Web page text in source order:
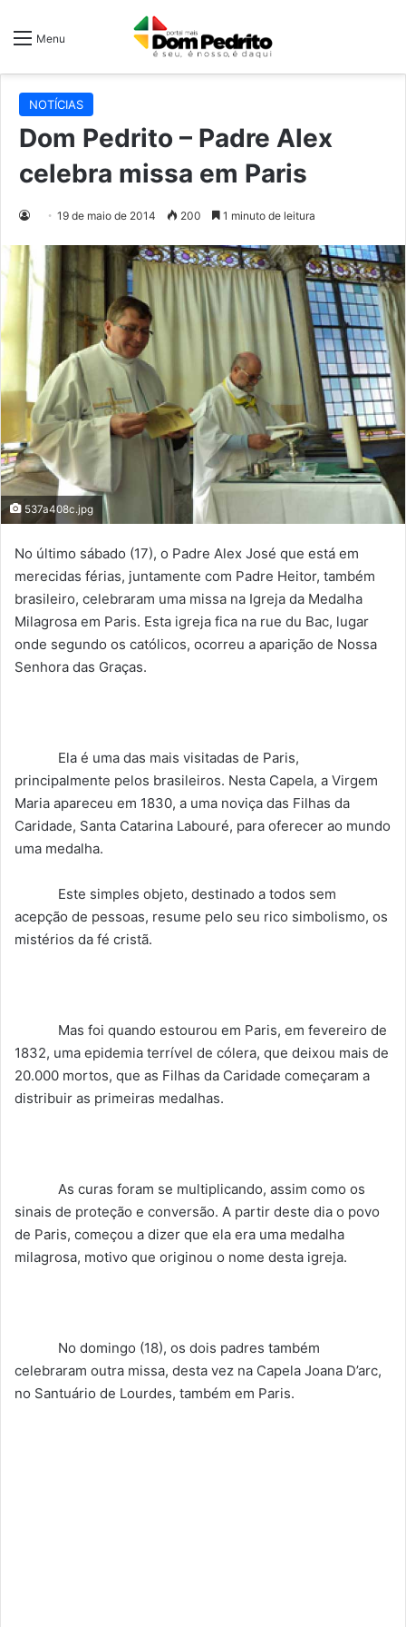
Menu
NOTÍCIAS
Dom Pedrito – Padre Alex
celebra missa em Paris
19 de maio de 2014 200 1 minuto de leitura
537a408c.jpg
No último sábado (17), o Padre Alex José que está em
merecidas férias, juntamente com Padre Heitor, também
brasileiro, celebraram uma missa na Igreja da Medalha
Milagrosa em Paris. Esta igreja fica na rue du Bac, lugar
onde segundo os católicos, ocorreu a aparição de Nossa
Senhora das Graças.
Ela é uma das mais visitadas de Paris,
principalmente pelos brasileiros. Nesta Capela, a Virgem
Maria apareceu em 1830, a uma noviça das Filhas da
Caridade, Santa Catarina Labouré, para oferecer ao mundo
uma medalha.
Este simples objeto, destinado a todos sem
acepção de pessoas, resume pelo seu rico simbolismo, os
mistérios da fé cristã.
Mas foi quando estourou em Paris, em fevereiro de
1832, uma epidemia terrível de cólera, que deixou mais de
20.000 mortos, que as Filhas da Caridade começaram a
distribuir as primeiras medalhas.
As curas foram se multiplicando, assim como os
sinais de proteção e conversão. A partir deste dia o povo
de Paris, começou a dizer que ela era uma medalha
milagrosa, motivo que originou o nome desta igreja.
No domingo (18), os dois padres também
celebraram outra missa, desta vez na Capela Joana D’arc,
no Santuário de Lourdes, também em Paris.